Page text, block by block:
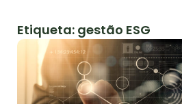
Etiqueta: gestão ESG